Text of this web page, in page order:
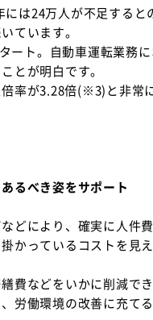
は24万人が不足する
ています。
ト。自動車運転業務
とが明白です。
率が3.28倍(※3)と非常
るべき姿をサポート
どにより、確実に人件
かっているコストを見
費などをいかに削減で
労働環境の改善に充て